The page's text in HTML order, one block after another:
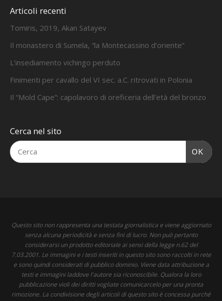
Articoli recenti
Tomiris, 2019, Akan Satayev
Il monastero di Sumela, “la Montecassino d’oriente”
L’insediamento vichingo perduto
Finimenti per cavallo del VI sec. a.C. ritrovati in Polonia
Il “Mold Cape”: capolavoro di oreficeria dell’età del bronzo
Cerca nel sito
OK
Questo sito non rappresenta una testata giornalistica e viene aggiornato
senza alcuna periodicità e senza fini di lucro. Non può pertanto
considerarsi un prodotto editoriale ai sensi della legge n.62 del
7.03.2001. Le immagini e i testi inseriti in questo sito sono raccolti in rete
e sono quindi considerati di pubblico dominio. Viene data attribuzione a
testi e immagini laddove l'autore sia riconoscibile. Qualora la loro
pubblicazione violi dei diritti vogliate comunicarcelo per una pronta
rimozione. La condivisione degli articoli di questo sito è concessa purché